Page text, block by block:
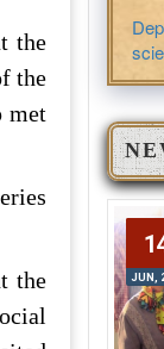
the
the
met
the
JUN,
JUN,